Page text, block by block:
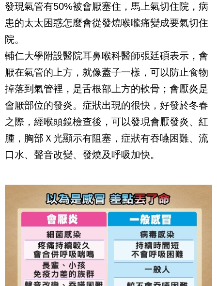
發現氣管有50%被會厭塞住，馬上氣切住院，病
患的太太困惑怎麼會從發燒喉嚨痛變成要氣切住
院。
輔仁大學附設醫院耳鼻喉科醫師張廷碩表示，會
厭在氣管的上方，就像蓋子一樣，可以防止食物
掉落到氣管裡，是舌根部上方的軟骨；會厭炎是
會厭部位的發炎。症狀出現的很快，好發於冬春
之際，經喉頭鏡檢查後，可以發現會厭發炎、紅
腫，胸部Ｘ光顯示有阻塞，症狀有吞嚥困難、流
口水、聲音改變、發燒及呼吸加快。